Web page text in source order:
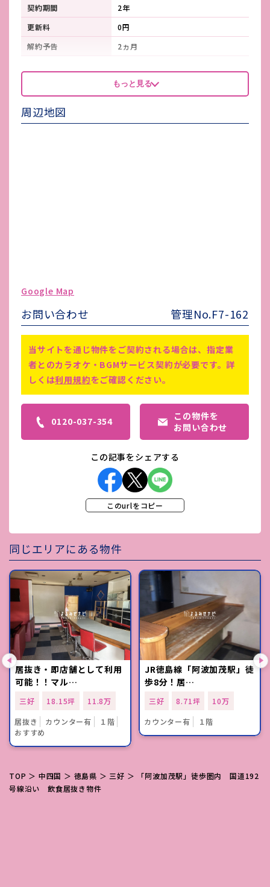
契約期間
2年
更新料
0円
解約予告
2ヵ月
看板製作費
-
看板使用料・
維持管理費
-
鍵交換費
-
備考 -
もっと見る
周辺地図
Google Map
お問い合わせ 管理No.F7-162
当サイトを通じ物件をご契約される場合は、指定業
者とのカラオケ・BGMサービス契約が必要です。詳
しくは利用規約をご確認ください。
0120-037-354
この物件を
お問い合わせ
この記事をシェアする
このurlをコピー
同じエリアにある物件
居抜き・即店舗として利用
可能！！マル…
三好 18.15坪
11.8万
居抜き
カウンター有
１階
おすすめ
JR徳島線「阿波加茂駅」徒
歩8分！居…
三好 8.71坪
10万
カウンター有
１階
TOP ＞ 中四国 ＞ 徳島県 ＞三好 ＞ 「阿波加茂駅」徒歩圏内 国道192
号線沿い 飲食居抜き物件